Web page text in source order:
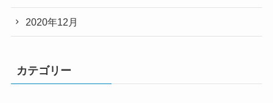
2020年12月
カテゴリー